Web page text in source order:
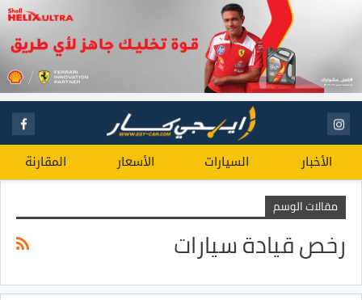
الأخبار السيارات الأسعار المقارنة
مقالات الوسم
رخص قيادة سيارات